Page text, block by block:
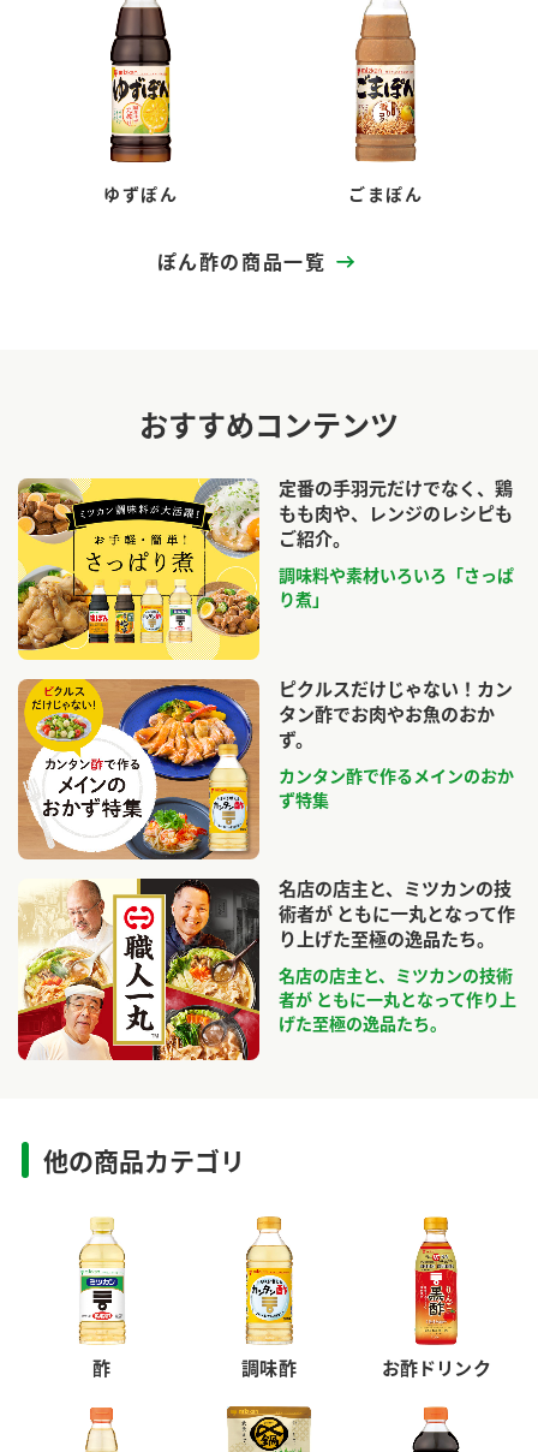
ゆずぽん ごまぽん
ぽん酢の商品一覧
おすすめコンテンツ
定番の手羽元だけでなく、鶏
もも肉や、レンジのレシピも
ご紹介。
調味料や素材いろいろ「さっぱ
り煮」
ピクルスだけじゃない！カン
タン酢でお肉やお魚のおか
ず。
カンタン酢で作るメインのおか
ず特集
名店の店主と、ミツカンの技
術者が ともに一丸となって作
り上げた至極の逸品たち。
名店の店主と、ミツカンの技術
者が ともに一丸となって作り上
げた至極の逸品たち。
他の商品カテゴリ
酢 調味酢 お酢ドリンク